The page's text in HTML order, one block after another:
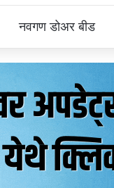
नवगण डोअर बीड